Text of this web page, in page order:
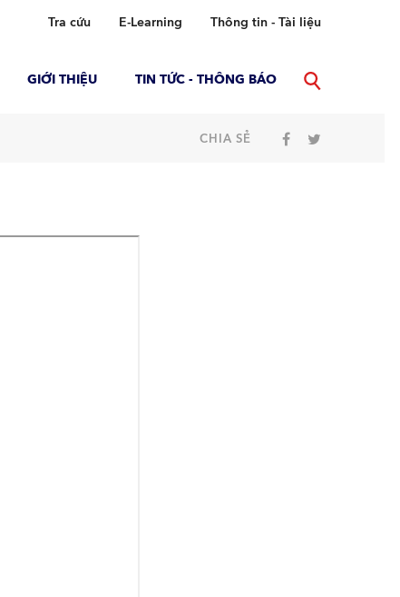
Tra cứu E-Learning Thông tin - Tài liệu
GIỚI THIỆU TIN TỨC - THÔNG BÁO
CHIA SẺ